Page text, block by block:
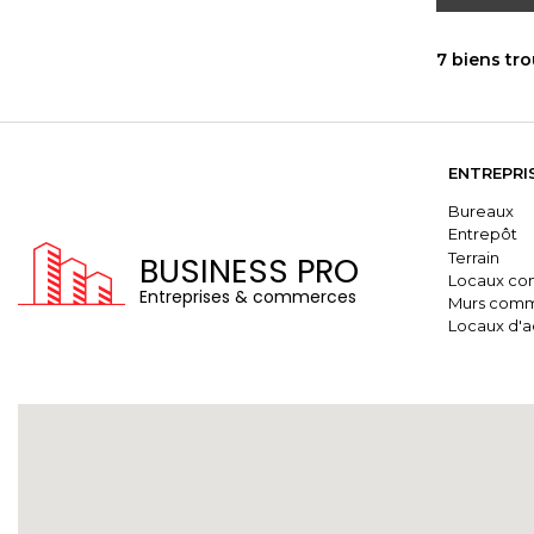
7 biens
BUSINESS PRO
Entreprises & commerces
Bureaux
Entrepôt
Terrain
Locaux
Murs
Locaux